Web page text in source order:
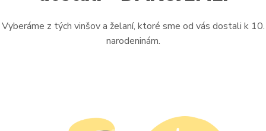
Vyberáme z tých vinšov a želaní, ktoré sme od vás dostali k 10.
narodeninám.